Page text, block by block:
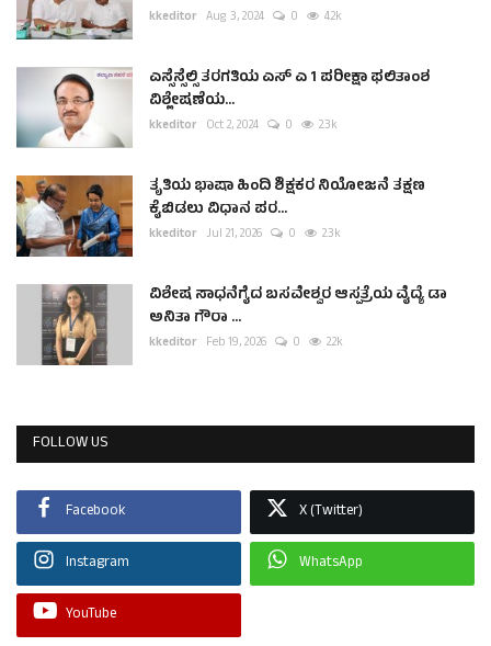
kkeditor Aug 3, 2024 0 4.2k
ಎಸ್ಸೆಸ್ಸೆಲ್ಸಿ ತರಗತಿಯ ಎಸ್ ಎ 1 ಪರೀಕ್ಷಾ ಫಲಿತಾಂಶ
ವಿಶ್ಲೇಷಣೆಯ...
kkeditor Oct 2, 2024 0 2.3k
ತೃತಿಯ ಭಾಷಾ ಹಿಂದಿ ಶಿಕ್ಷಕರ ನಿಯೋಜನೆ ತಕ್ಷಣ
ಕೈಬಿಡಲು ವಿಧಾನ ಪರ...
kkeditor Jul 21, 2026 0 2.3k
ವಿಶೇಷ ಸಾಧನೆಗೈದ ಬಸವೇಶ್ವರ ಆಸ್ಪತ್ರೆಯ ವೈದ್ಯೆ ಡಾ
ಅನಿತಾ ಗೌರಾ ...
kkeditor Feb 19, 2026 0 2.2k
FOLLOW US
Facebook X (Twitter)
Instagram WhatsApp
YouTube